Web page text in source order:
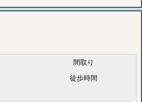
間取り
徒歩時間